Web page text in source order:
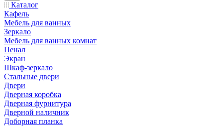
Каталог
Кафель
Мебель для ванных
Зеркало
Мебель для ванных комнат
Пенал
Экран
Шкаф-зеркало
Стальные двери
Двери
Дверная коробка
Дверная фурнитура
Дверной наличник
Доборная планка